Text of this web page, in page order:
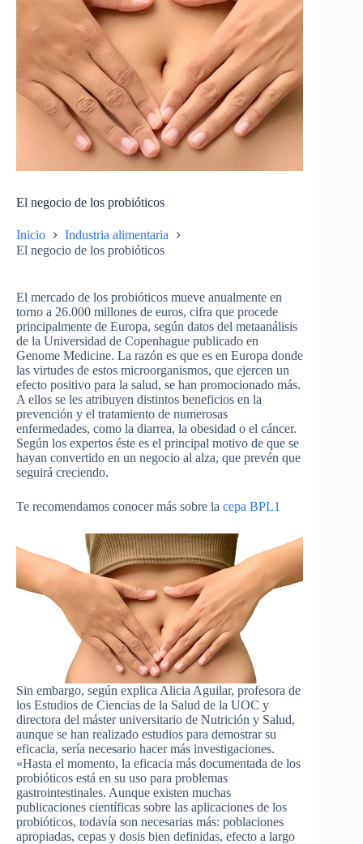
El negocio de los probióticos
Inicio
Industria alimentaria
El negocio de los probióticos
El mercado de los probióticos mueve anualmente en
torno a 26.000 millones de euros, cifra que procede
principalmente de Europa, según datos del metaanálisis
de la Universidad de Copenhague publicado en
Genome Medicine. La razón es que es en Europa donde
las virtudes de estos microorganismos, que ejercen un
efecto positivo para la salud, se han promocionado más.
A ellos se les atribuyen distintos beneficios en la
prevención y el tratamiento de numerosas
enfermedades, como la diarrea, la obesidad o el cáncer.
Según los expertos éste es el principal motivo de que se
hayan convertido en un negocio al alza, que prevén que
seguirá creciendo.
Te recomendamos conocer más sobre la cepa BPL1
Sin embargo, según explica Alicia Aguilar, profesora de
los Estudios de Ciencias de la Salud de la UOC y
directora del máster universitario de Nutrición y Salud,
aunque se han realizado estudios para demostrar su
eficacia, sería necesario hacer más investigaciones.
«Hasta el momento, la eficacia más documentada de los
probióticos está en su uso para problemas
gastrointestinales. Aunque existen muchas
publicaciones científicas sobre las aplicaciones de los
probióticos, todavía son necesarias más: poblaciones
apropiadas, cepas y dosis bien definidas, efecto a largo